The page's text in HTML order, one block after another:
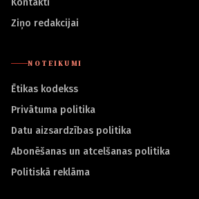
Kontakti
Ziņo redakcijai
NOTEIKUMI
Ētikas kodekss
Privātuma politika
Datu aizsardzības politika
Abonēšanas un atcelšanas politika
Politiskā reklāma